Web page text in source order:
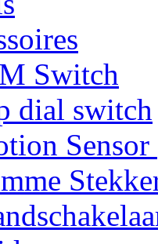
Switch
dial switch
Sensor